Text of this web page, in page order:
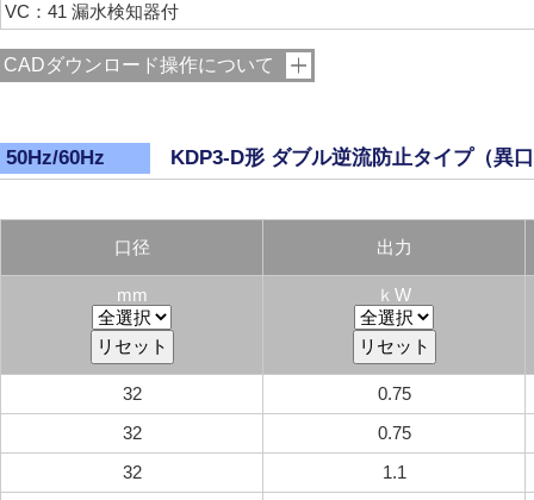
VC：41 漏水検知器付
CADダウンロード操作について
50Hz/60Hz KDP3-D形 ダブル逆流防止タイプ（異
口径 出力
mm ｋW
32
0.75
32
0.75
32
1.1